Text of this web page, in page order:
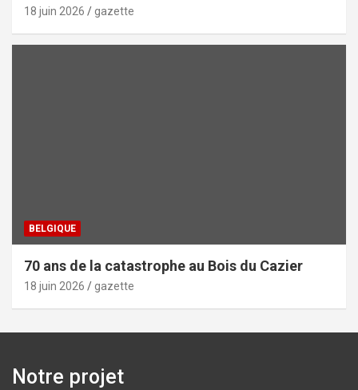
18 juin 2026 gazette
BELGIQUE
70 ans de la catastrophe au Bois du Cazier
18 juin 2026 gazette
Notre projet